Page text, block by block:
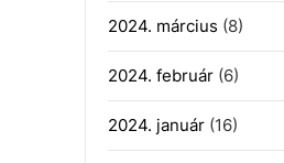
2024. március (8)
2024. február(6)
2024. január(16)